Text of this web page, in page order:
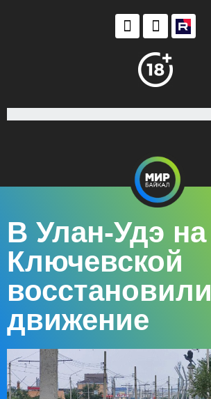
В Улан-Удэ на
Ключевской
восстановили
движение